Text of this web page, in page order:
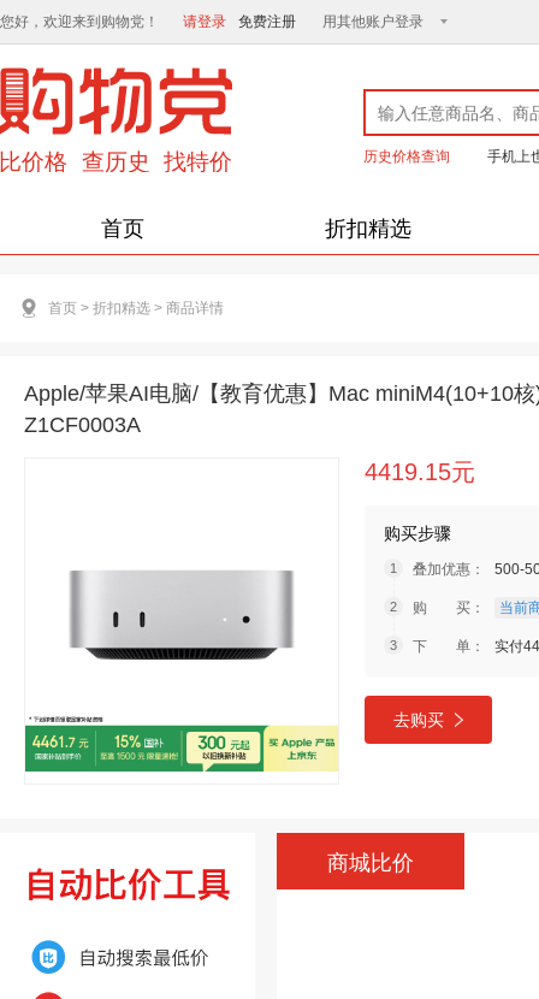
您好，欢迎来到购物党！ 请登录 免费注册 用其他账户登录
历史价格查询 手机上
首页 折扣精选
首页 > 折扣精选 > 商品详情
Apple/苹果AI电脑/【教育优惠】Mac miniM4(10+10
Z1CF0003A
4419.15元
购买步骤
叠加优惠： 500-
购 买： 当前
下 单： 实付
去购买
商城比价